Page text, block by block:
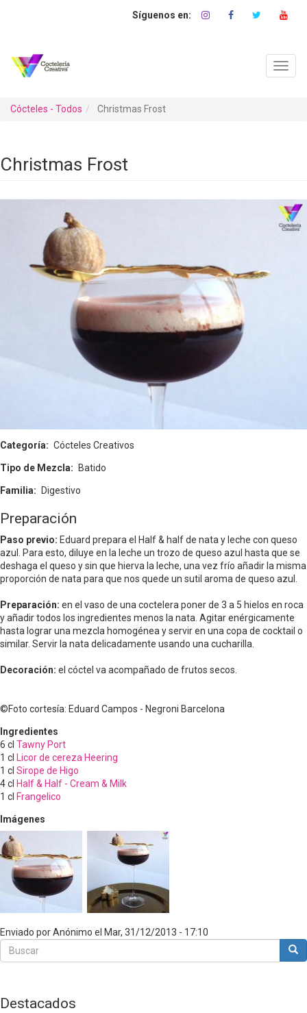
Cócteles - Todos Christmas Frost
Christmas Frost
Categoría Cócteles Creativos
Tipo de Mezcla Batido
Familia Digestivo
Preparación
Paso previo: Eduard prepara el Half & half de nata y leche con queso
azul. Para esto, diluye en la leche un trozo de queso azul hasta que se
deshaga el queso y sin que hierva la leche, una vez frío añadir la misma
proporción de nata para que nos quede un sutil aroma de queso azul.
Preparación: en el vaso de una coctelera poner de 3 a 5 hielos en roca
y añadir todos los ingredientes menos la nata. Agitar enérgicamente
hasta lograr una mezcla homogénea y servir en una copa de cocktail o
similar. Servir la nata delicadamente usando una cucharilla.
Decoración: el cóctel va acompañado de frutos secos.
©Foto cortesía: Eduard Campos - Negroni Barcelona
Ingredientes
6 cl Tawny Port
1 cl Licor de cereza Heering
1 cl Sirope de Higo
4cl Half & Half - Cream & Milk
1 cl Frangelico
Imágenes
Enviado porAnónimo el Mar, 31/12/2013 - 17:10
Buscar
Buscar
Destacados